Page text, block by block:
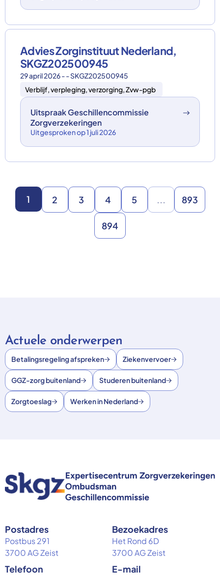
Advies Zorginstituut Nederland,
SKGZ202500945
29 april 2026 - - SKGZ202500945
Verblijf, verpleging, verzorging, Zvw-pgb
Uitspraak Geschillencommissie
Zorgverzekeringen
Uitgesproken op 1 juli 2026
1 2 3 4 5 ... 893
894
Actuele onderwerpen
Betalingsregeling afspreken Ziekenvervoer
GGZ-zorg buitenland Studeren buitenland
Zorgtoeslag Werken in Nederland
Postadres
Postbus 291
3700 AG Zeist
Bezoekadres
Het Rond 6D
3700 AG Zeist
Telefoon E-mail